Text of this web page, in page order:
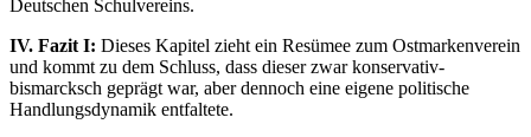
Deutschen Schulvereins.
IV. Fazit I: Dieses Kapitel zieht ein Resümee zum Ostmarkenverein
und kommt zu dem Schluss, dass dieser zwar konservativ-
bismarcksch geprägt war, aber dennoch eine eigene politische
Handlungsdynamik entfaltete.